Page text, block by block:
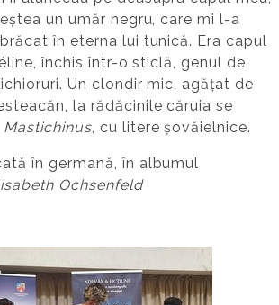
un umăr negru, care mi l-a
în eterna lui tunică. Era capul
închis într-o sticlă, genul de
Un clondir mic, agățat de
la rădăcinile căruia se
Mastichinus, cu litere șovăielnice.
în germană, în albumul
Ochsenfeld